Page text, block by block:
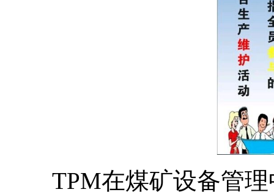
TPM在煤矿设备管理